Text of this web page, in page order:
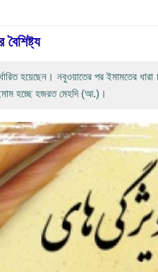
বৈশিষ্ট্য
হয়েছেন। নবুওয়াতের পর ইমামতের ধারা
হচ্ছে হজরত মেহদি (আ.)।